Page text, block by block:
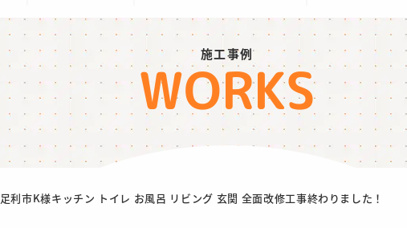
施工事例
WORKS
足利市K様キッチン トイレ お風呂 リビング 玄関 全面改修工事終わりました！